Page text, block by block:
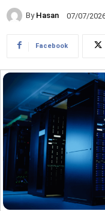
By Hasan 07/07/
Facebook